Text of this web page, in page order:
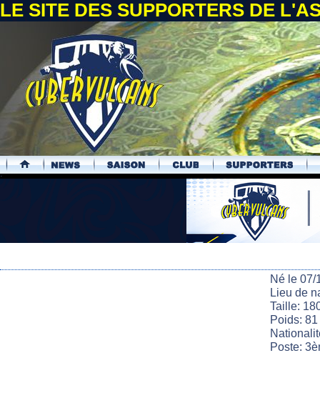
LE SITE DES SUPPORTERS DE
.
Né le 07/
Lieu de
Taille:
Poids:
Poste: